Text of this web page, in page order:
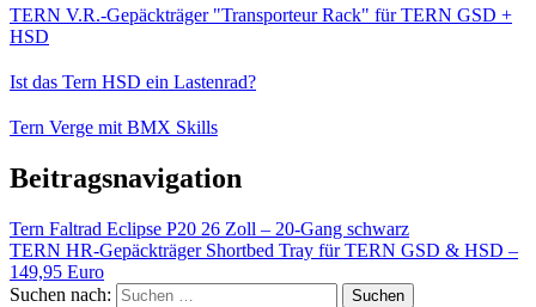
TERN V.R.-Gepäckträger "Transporteur Rack" für TERN GSD +
HSD
Ist das Tern HSD ein Lastenrad?
Tern Verge mit BMX Skills
Beitragsnavigation
Tern Faltrad Eclipse P20 26 Zoll – 20-Gang schwarz
TERN HR-Gepäckträger Shortbed Tray für TERN GSD & HSD –
149,95 Euro
Suchen nach: